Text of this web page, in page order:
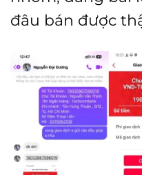
đâu bán được